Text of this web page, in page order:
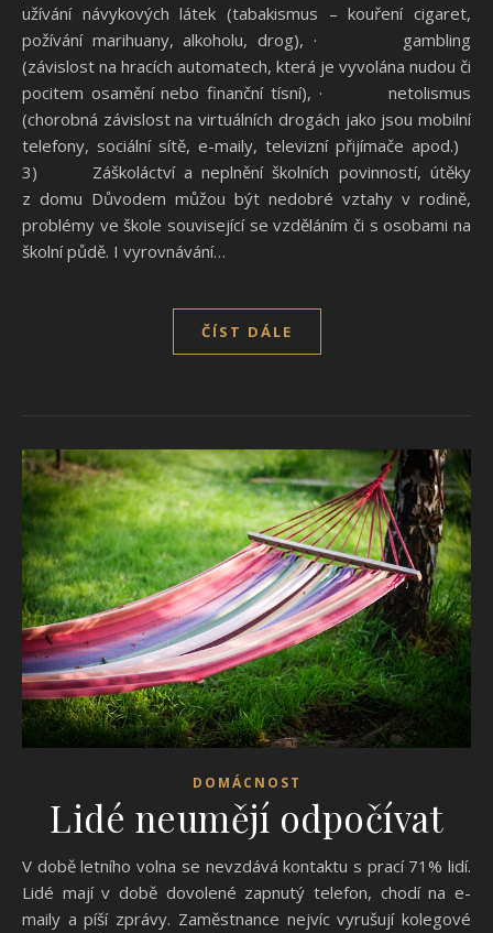
užívání návykových látek (tabakismus – kouření cigaret,
požívání marihuany, alkoholu, drog), · gambling
(závislost na hracích automatech, která je vyvolána nudou či
pocitem osamění nebo finanční tísní), · netolismus
(chorobná závislost na virtuálních drogách jako jsou mobilní
telefony, sociální sítě, e-maily, televizní přijímače apod.)
3) Záškoláctví a neplnění školních povinností, útěky
z domu Důvodem můžou být nedobré vztahy v rodině,
problémy ve škole související se vzděláním či s osobami na
školní půdě. I vyrovnávání…
ČÍST DÁLE
DOMÁCNOST
Lidé neumějí odpočívat
V době letního volna se nevzdává kontaktu s prací 71% lidí.
Lidé mají v době dovolené zapnutý telefon, chodí na e-
maily a píší zprávy. Zaměstnance nejvíc vyrušují kolegové